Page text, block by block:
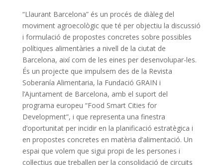
“Llaurant Barcelona” és un procés de diàleg del
moviment agroecològic que té per objectiu la discussió
i formulació de propostes concretes sobre possibles
polítiques alimentàries a nivell de la ciutat de
Barcelona, així com de les eines per desenvolupar-les.
És un projecte que impulsem des de la Revista
Soberanía Alimentaria, la Fundació GRAIN i
l’Ajuntament de Barcelona, amb el suport del
programa europeu “Food Smart Cities for
Development”, i que representa una finestra
d’oportunitat per incidir en la planificació estratègica i
en propostes concretes en matèria d’alimentació. Un
espai que volem que sigui propi de les persones i
col·lectius que treballen per la consolidació de circuits